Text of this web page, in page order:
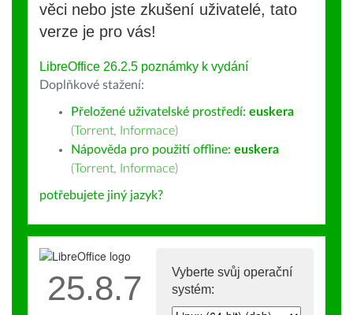
věci nebo jste zkušení uživatelé, tato
verze je pro vás!
LibreOffice 26.2.5 poznámky k vydání
Doplňkové stažení:
Přeložené uživatelské prostředí: euskera
(Torrent, Informace)
Nápověda pro použití offline: euskera
(Torrent, Informace)
potřebujete jiný jazyk?
Vyberte svůj operační
systém:
25.8.7